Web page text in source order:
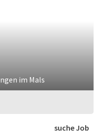
im Mals
suche Job